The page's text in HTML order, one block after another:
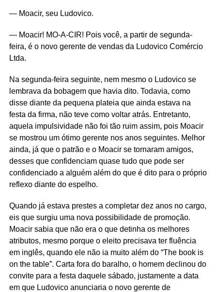
— Moacir, seu Ludovico.
— Moacir! MO-A-CIR! Pois você, a partir de segunda-
feira, é o novo gerente de vendas da Ludovico Comércio
Ltda.
Na segunda-feira seguinte, nem mesmo o Ludovico se
lembrava da bobagem que havia dito. Todavia, como
disse diante da pequena plateia que ainda estava na
festa da firma, não teve como voltar atrás. Entretanto,
aquela impulsividade não foi tão ruim assim, pois Moacir
se mostrou um ótimo gerente nos anos seguintes. Melhor
ainda, já que o patrão e o Moacir se tornaram amigos,
desses que confidenciam quase tudo que pode ser
confidenciado a alguém além do que é dito para o próprio
reflexo diante do espelho.
Quando já estava prestes a completar dez anos no cargo,
eis que surgiu uma nova possibilidade de promoção.
Moacir sabia que não era o que detinha os melhores
atributos, mesmo porque o eleito precisava ter fluência
em inglês, quando ele não ia muito além do “The book is
on the table”. Carta fora do baralho, o homem declinou do
convite para a festa daquele sábado, justamente a data
em que Ludovico anunciaria o novo gerente de